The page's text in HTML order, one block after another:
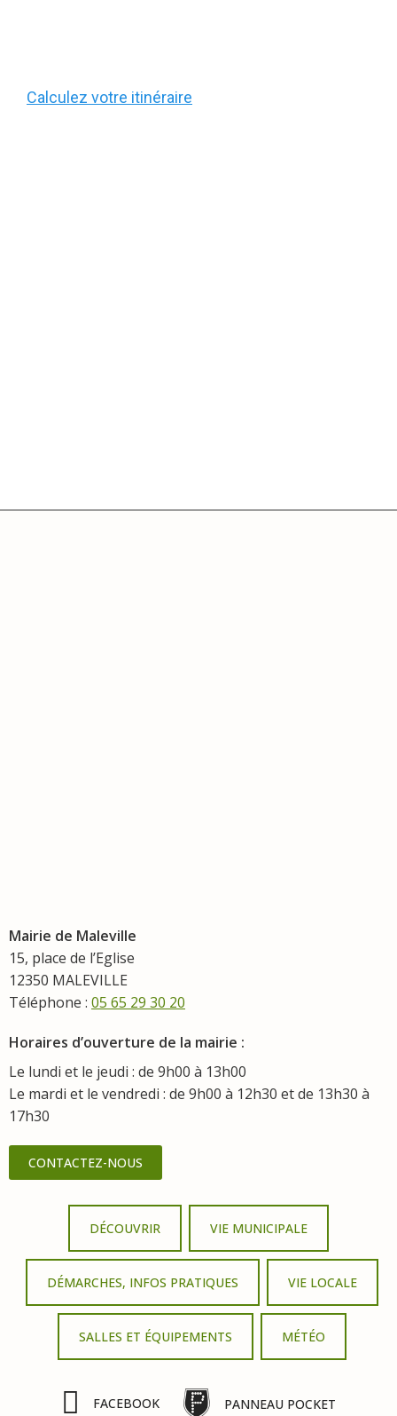
Calculez votre itinéraire
Mairie de Maleville
15, place de l’Eglise
12350 MALEVILLE
Téléphone : 05 65 29 30 20
Horaires d’ouverture de la mairie :
Le lundi et le jeudi : de 9h00 à 13h00
Le mardi et le vendredi : de 9h00 à 12h30 et de 13h30 à
17h30
CONTACTEZ-NOUS
DÉCOUVRIR VIE MUNICIPALE
DÉMARCHES, INFOS PRATIQUES VIE LOCALE
SALLES ET ÉQUIPEMENTS MÉTÉO
FACEBOOK PANNEAU POCKET